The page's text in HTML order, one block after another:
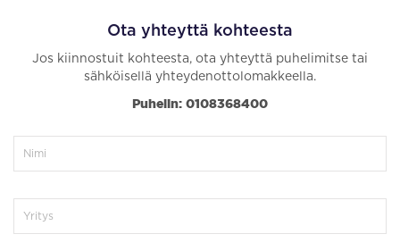
Ota yhteyttä kohteesta
Jos kiinnostuit kohteesta, ota yhteyttä puhelimitse tai
sähköisellä yhteydenottolomakkeella.
Puhelin: 0108368400